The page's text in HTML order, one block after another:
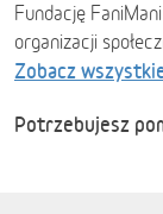
Fundację
organizacji
Zobacz
Potrzebujesz